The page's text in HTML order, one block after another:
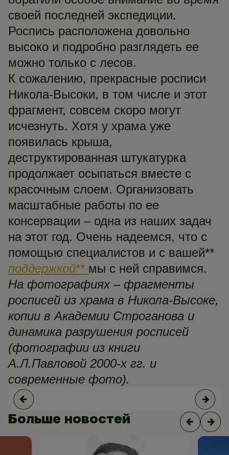
своей последней экспедиции.
Роспись расположена довольно
высоко и подробно разглядеть ее
можно только с лесов.
К сожалению, прекрасные росписи
Никола-Высоки, в том числе и этот
фрагмент, совсем скоро могут
исчезнуть. Хотя у храма уже
появилась крыша,
деструктированная штукатурка
продолжает осыпаться вместе с
красочным слоем. Организовать
масштабные работы по ее
консервации – одна из наших задач
на этот год. Очень надеемся, что с
помощью специалистов и с вашей**
поддержкой** мы с ней справимся.
На фотографиях – фрагменты
росписей из храма в Никола-Высоке,
копии в Академии Строганова и
динамика разрушения росписей
(фотографии из книги
А.Л.Павловой 2000-х гг. и
современные фото).
Больше новостей